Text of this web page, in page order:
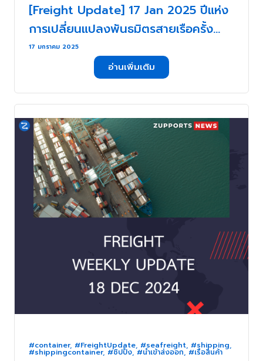
[Freight Update] 17 Jan 2025 ปีแห่ง
การเปลี่ยนแปลงพันธมิตรสายเรือครั้ง
ใหญ่ . . .
17 มกราคม 2025
อ่านเพิ่มเติม
#container, #FreightUpdate, #seafreight, #shipping,
#shippingcontainer, #ชิปปิ้ง,#นำเข้าส่งออก,#เรือสินค้า